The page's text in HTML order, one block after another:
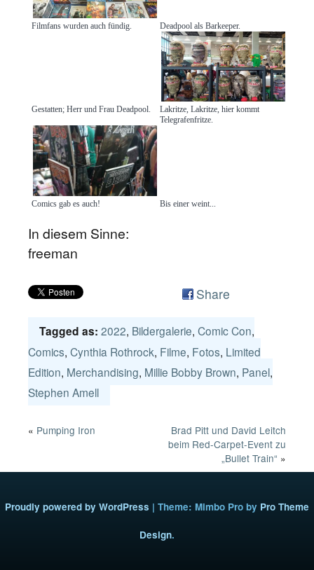
Filmfans wurden auch fündig. Deadpool als Barkeeper.
Gestatten; Herr und Frau Deadpool.
Lakritze, Lakritze, hier kommt
Telegrafenfritze.
Comics gab es auch! Bis einer weint...
In diesem Sinne:
freeman
Share
Tagged as: 2022, Bildergalerie, Comic Con,
Comics, Cynthia Rothrock, Filme, Fotos, Limited
Edition, Merchandising, Millie Bobby Brown, Panel,
Stephen Amell
« Pumping Iron
Brad Pitt und David Leitch
beim Red-Carpet-Event zu
„Bullet Train“ »
Proudly powered by WordPress | Theme: Mimbo Pro by Pro Theme
Design.